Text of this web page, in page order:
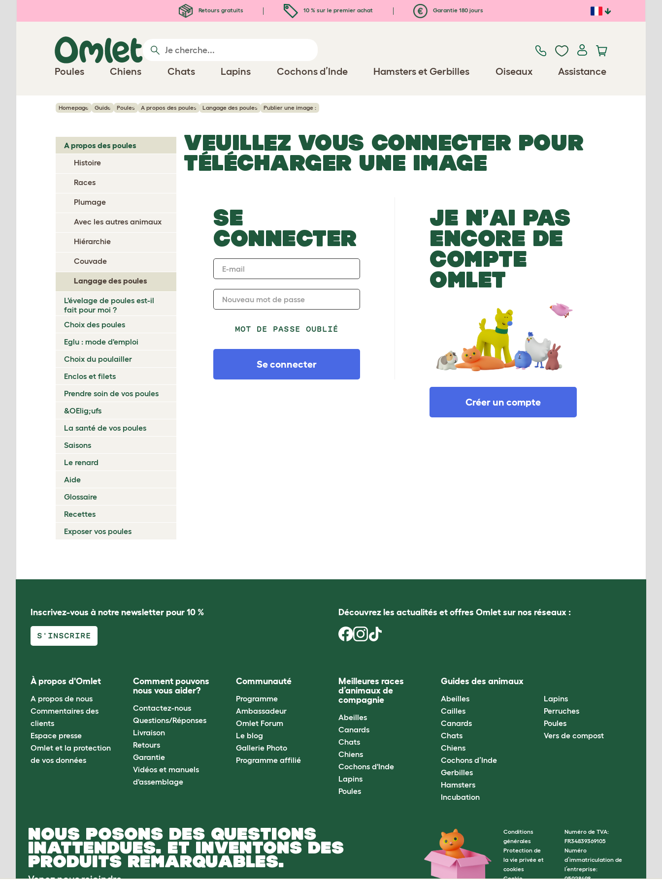
Retours gratuits 10 % sur le premier achat Garantie 180 jours
Poules Chiens Chats Lapins Cochons d’Inde Hamsters et Gerbilles Oiseaux Assistance
Homepage Guide Poules A propos des poules Langage des poules Publier une image :
A propos des poules
Histoire
Races
Plumage
Avec les autres animaux
Hiérarchie
Couvade
Langage des poules
L'évelage de poules est-il
fait pour moi ?
Choix des poules
Eglu : mode d'emploi
Choix du poulailler
Enclos et filets
Prendre soin de vos poules
&OElig;ufs
La santé de vos poules
Saisons
Le renard
Aide
Glossaire
Recettes
Exposer vos poules
VEUILLEZ VOUS CONNECTER POUR
TÉLÉCHARGER UNE IMAGE
SE
CONNECTER
E-mail
Nouveau mot de passe
MOT DE PASSE OUBLIÉ
Se connecter
JE N’AI PAS
ENCORE DE
COMPTE
OMLET
Créer un compte
Inscrivez-vous à notre newsletter pour 10 %
S'INSCRIRE
Découvrez les actualités et offres Omlet sur nos réseaux :
À propos d'Omlet
A propos de nous
Commentaires des
clients
Espace presse
Omlet et la protection
de vos données
Comment pouvons
nous vous aider?
Contactez-nous
Questions/Réponses
Livraison
Retours
Garantie
Vidéos et manuels
d'assemblage
Communauté
Programme
Ambassadeur
Omlet Forum
Le blog
Gallerie Photo
Programme affilié
Meilleures races
d’animaux de
compagnie
Abeilles
Canards
Chats
Chiens
Cochons d'Inde
Lapins
Poules
Guides des animaux
Abeilles
Cailles
Canards
Chats
Chiens
Cochons d’Inde
Gerbilles
Hamsters
Incubation
Lapins
Perruches
Poules
Vers de compost
NOUS POSONS DES QUESTIONS
INATTENDUES. ET INVENTONS DES
PRODUITS REMARQUABLES.
Venez nous rejoindre
Conditions
générales
Protection de
la vie privée et
cookies
Cookie
Numéro de TVA:
FR34839369105
Numéro
d’immatriculation de
l’entreprise:
05028498